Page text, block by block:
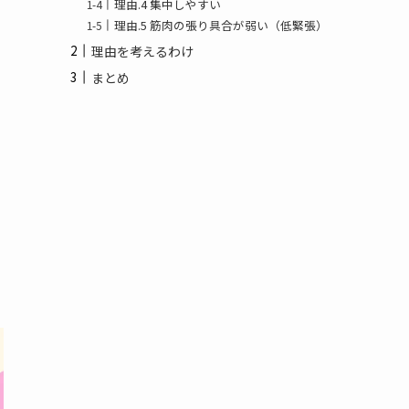
理由.4 集中しやすい
理由.5 筋肉の張り具合が弱い（低緊張）
理由を考えるわけ
まとめ